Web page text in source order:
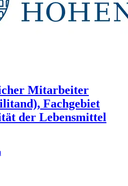
Mitarbeiter
Fachgebiet
der Lebensmittel